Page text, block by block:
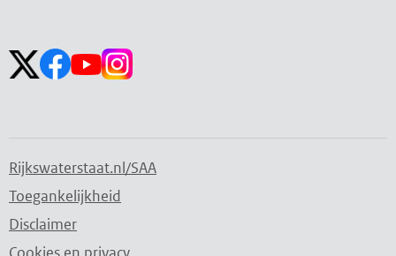
Rijkswaterstaat.nl/SAA
Toegankelijkheid
Disclaimer
Cookies en privacy